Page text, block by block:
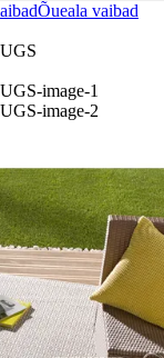
Õueala vaibad